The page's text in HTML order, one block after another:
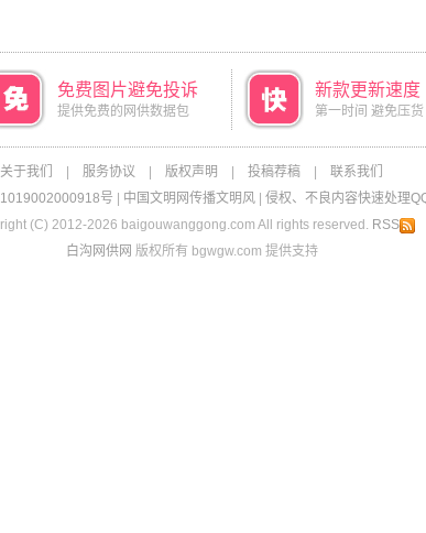
免费图片避免投诉
提供免费的网供数据包
新款更新速度
第一时间 避免压货
关于我们 服务协议 版权声明 投稿荐稿
联系我们
号 中国文明网传播文明风| 侵权、不良内容快速处理
(C) 2012-2026 baigouwanggong.com All rights reserved. RSS
白沟网供网 版权所有 bgwgw.com 提供支持